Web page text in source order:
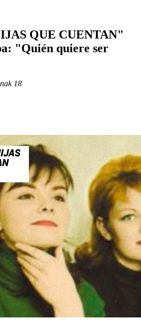
QUE CUENTAN"
"Quién quiere ser
18